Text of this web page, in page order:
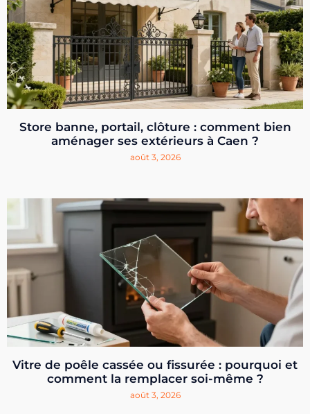
Store banne, portail, clôture : comment bien
aménager ses extérieurs à Caen ?
août 3, 2026
Vitre de poêle cassée ou fissurée : pourquoi et
comment la remplacer soi-même ?
août 3, 2026